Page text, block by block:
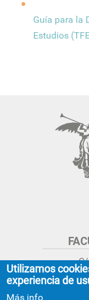
Guía para la
Estudios
Utilizamos
experiencia de
Más info